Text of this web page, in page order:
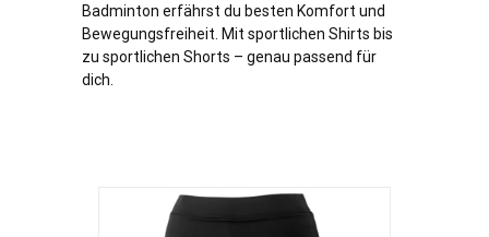
Badminton erfährst du besten Komfort und
Bewegungsfreiheit. Mit sportlichen Shirts bis
zu sportlichen Shorts – genau passend für
dich.